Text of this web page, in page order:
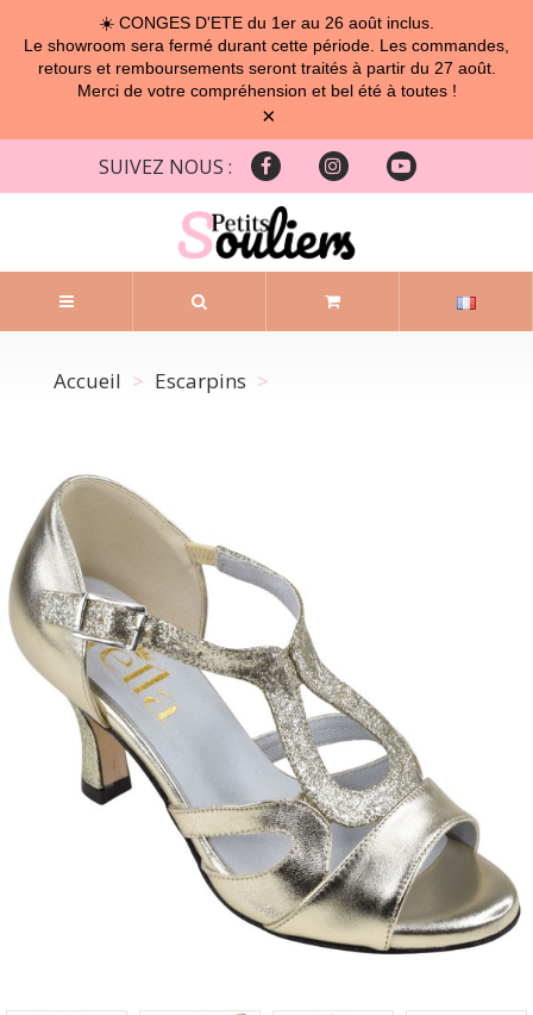
☀️ CONGES D'ETE du 1er au 26 août inclus.
Le showroom sera fermé durant cette période. Les commandes,
retours et remboursements seront traités à partir du 27 août.
Merci de votre compréhension et bel été à toutes !
×
SUIVEZ NOUS :
Accueil Escarpins